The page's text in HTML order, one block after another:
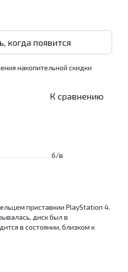
когда появится
накопительной скидки
К сравнению
б/в
приставкии PlayStation 4.
диск был в
в состоянии, близком к